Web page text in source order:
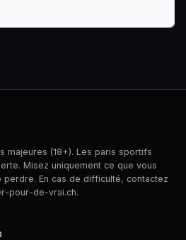
majeures (18+). Les paris sportifs
Misez uniquement ce que vous
En cas de difficulté, contactez
pour-de-vrai.ch.